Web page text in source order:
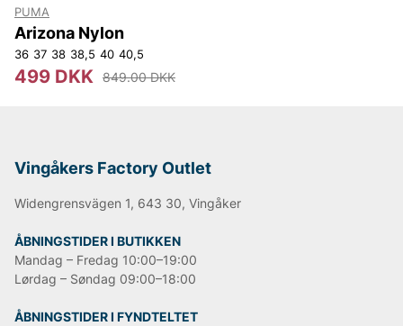
PUMA
Arizona Nylon
36 37 38 38,5 40 40,5
499 DKK 849.00 DKK
Vingåkers Factory Outlet
Widengrensvägen 1, 643 30, Vingåker
ÅBNINGSTIDER I BUTIKKEN
Mandag – Fredag 10:00–19:00
Lørdag – Søndag 09:00–18:00
ÅBNINGSTIDER I FYNDTELTET